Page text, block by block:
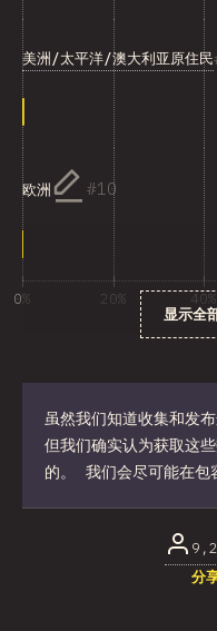
美洲/太平洋/澳大利亚原住民
10
欧洲
显示全
0% 20% 40%
虽然我们知道收集和发
但我们确实认为获取这
的。 我们会尽可能在包
分